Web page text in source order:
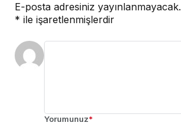
E-posta adresiniz yayınlanmayacak.
* ile işaretlenmişlerdir
Yorumunuz*